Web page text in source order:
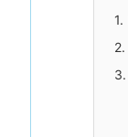
1.
2.
3.